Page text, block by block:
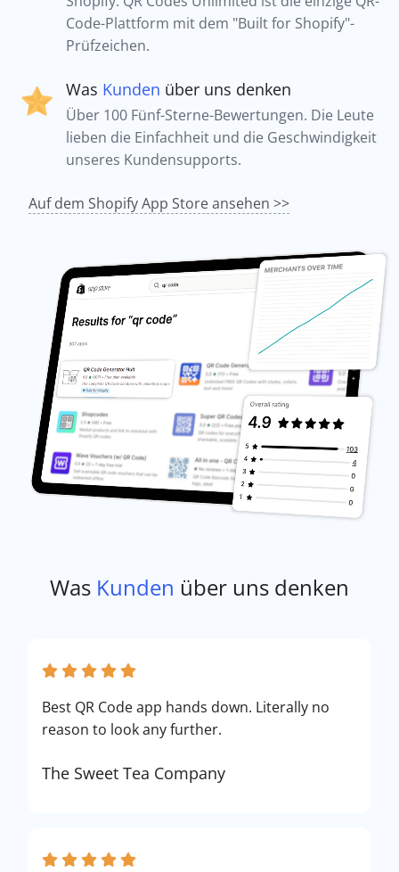
Code-Plattform mit dem "Built for Shopify"-
Prüfzeichen.
Was Kunden über uns denken
Über 100 Fünf-Sterne-Bewertungen. Die Leute
lieben die Einfachheit und die Geschwindigkeit
unseres Kundensupports.
Auf dem Shopify App Store ansehen >>
Was Kunden über uns denken
Best QR Code app hands down. Literally no
reason to look any further.
The Sweet Tea Company